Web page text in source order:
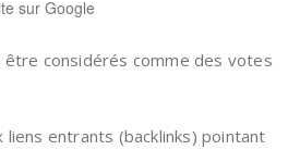
sur Google
considérés comme des votes
entrants (backlinks) pointant